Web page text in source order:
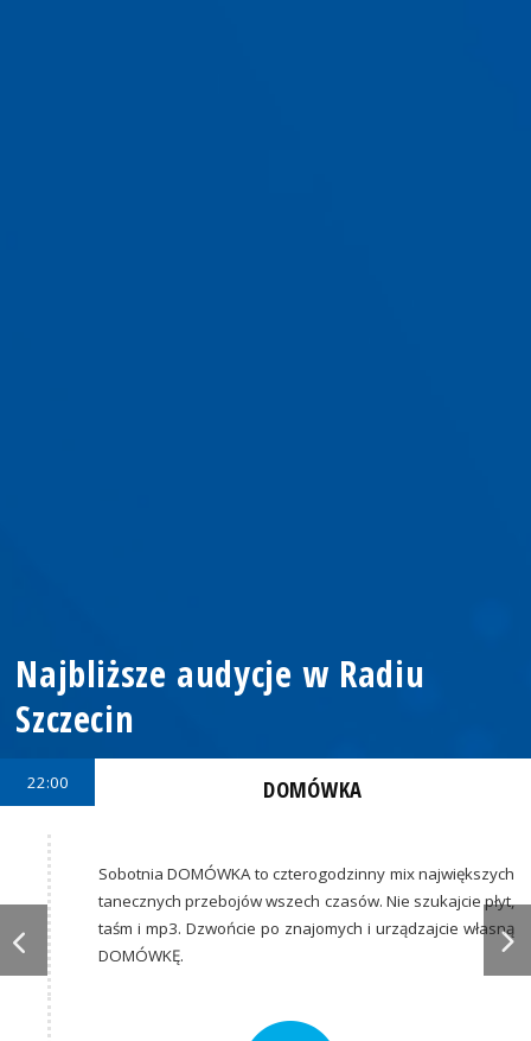
Najbliższe audycje w Radiu
Szczecin
22:00 DOMÓWKA
Sobotnia DOMÓWKA to czterogodzinny mix największych
tanecznych przebojów wszech czasów. Nie szukajcie płyt,
taśm i mp3. Dzwońcie po znajomych i urządzajcie własną
DOMÓWKĘ.